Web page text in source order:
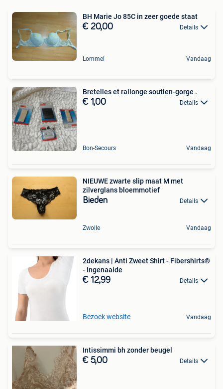
BH Marie Jo 85C in zeer goede staat
€ 20,00 Details
Lommel Vandaag
Bretelles et rallonge soutien-gorge .
€ 1,00 Details
Bon-Secours Vandaag
NIEUWE zwarte slip maat M met
zilverglans bloemmotief
Bieden Details
Zwolle Vandaag
2dekans | Anti Zweet Shirt - Fibershirts®
- Ingenaaide
€ 12,99 Details
Bezoek website Vandaag
Intissimmi bh zonder beugel
€ 5,00 Details